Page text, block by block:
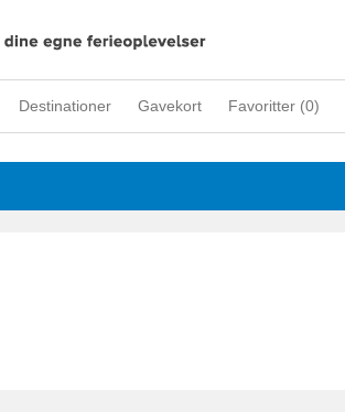
Destinationer Gavekort Favoritter (0)